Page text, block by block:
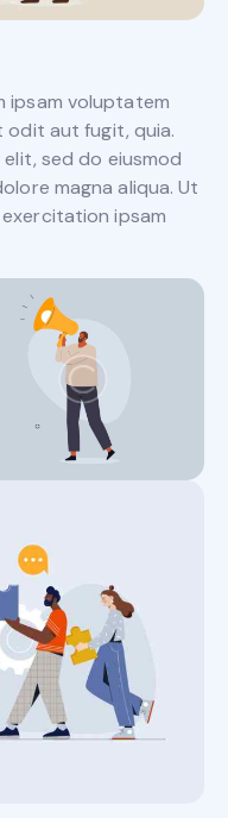
ipsam voluptatem
aut fugit, quia.
sed do eiusmod
magna aliqua. Ut
ipsam